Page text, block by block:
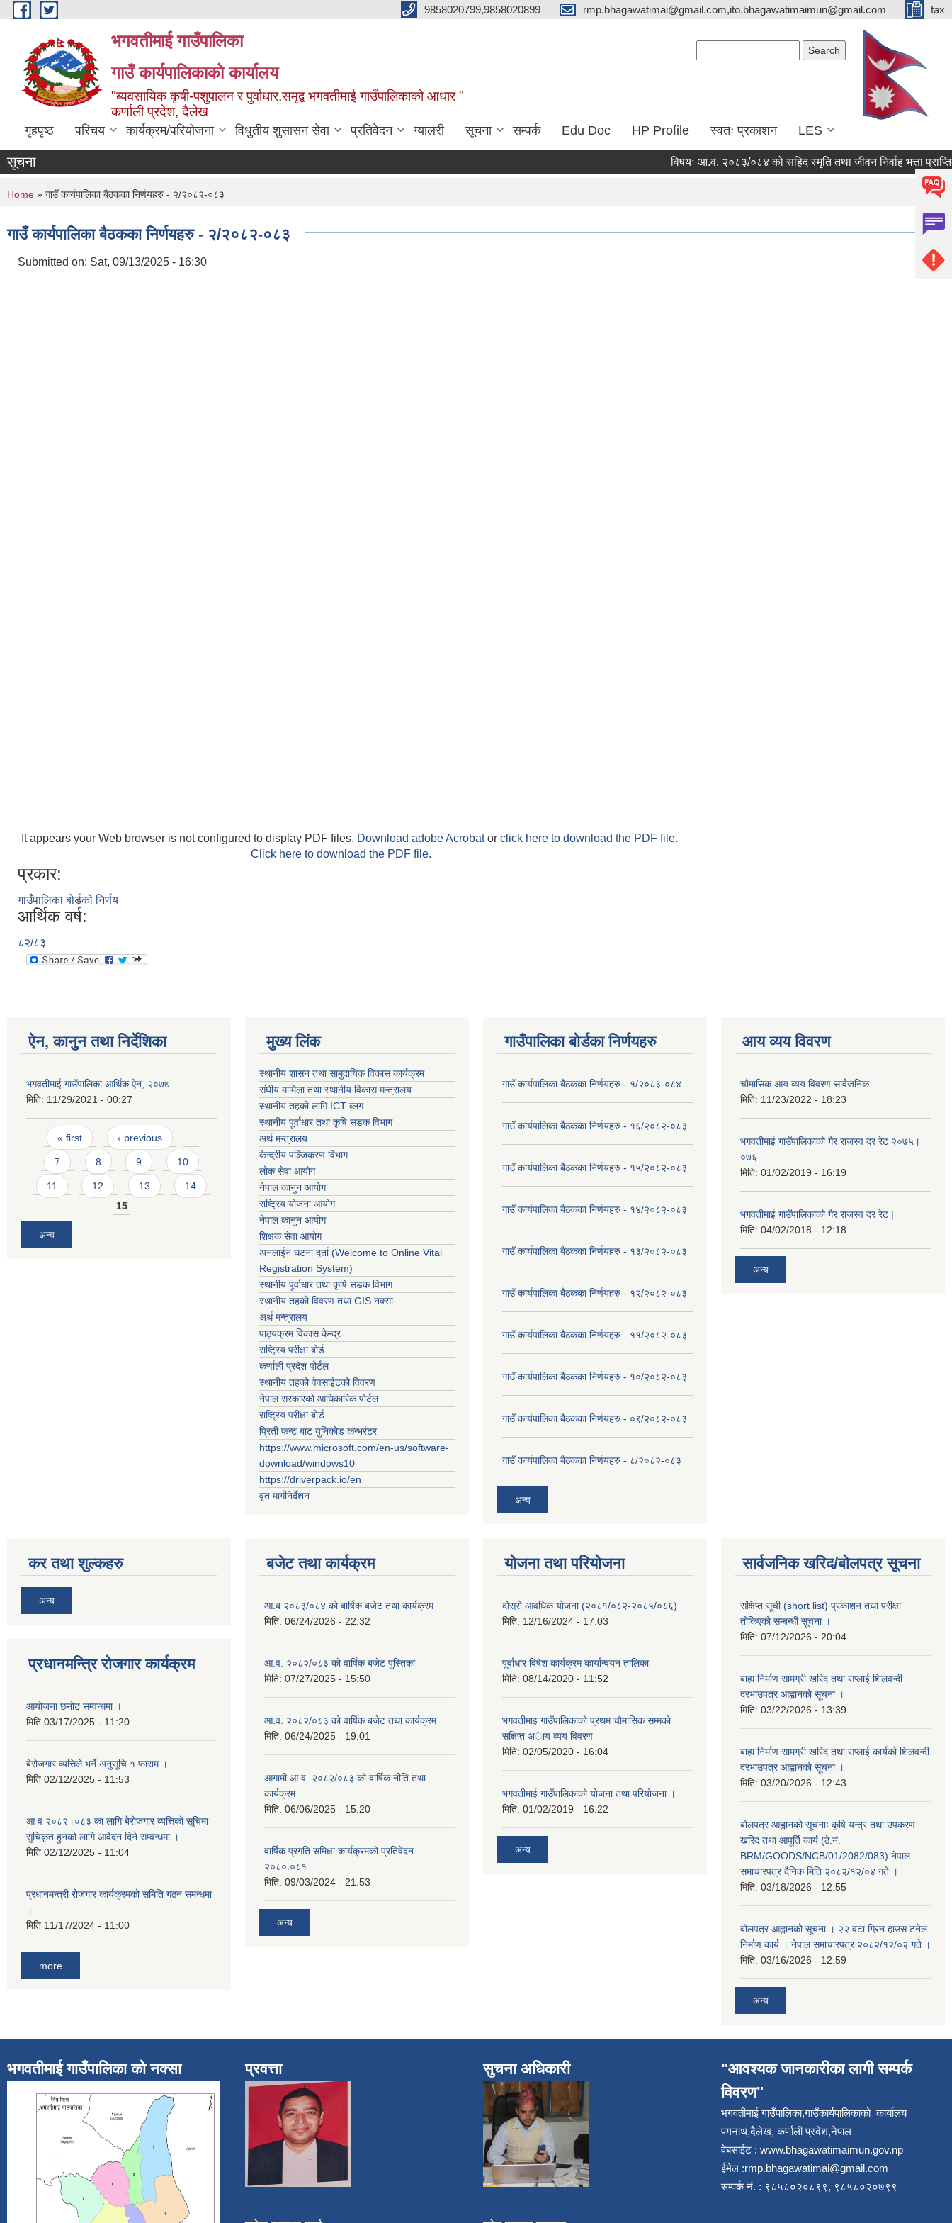
Skip to main content 9858020799,9858020899 rmp.bhagawatimai@gmail.com,ito.bhagawatimaimun@gmail.com fax
भगवतीमाई गाउँपालिका
गाउँ कार्यपालिकाको कार्यालय
"ब्यवसायिक कृषी-पशुपालन र पुर्वाधार,समृद्ब भगवतीमाई गाउँपालिकाको आधार "
कर्णाली प्रदेश, दैलेख
गृहपृष्ठ परिचय कार्यक्रम/परियोजना विधुतीय शुसासन सेवा प्रतिवेदन ग्यालरी सूचना सम्पर्क Edu Doc HP Profile स्वतः प्रकाशन LES
सूचना विषयः आ.व. २०८३/०८४ को सहिद स्मृति तथा जीवन निर्वाह भत्ता
You are here
Home » गाउँ कार्यपालिका बैठकका निर्णयहरु - २/२०८२-०८३
गाउँ कार्यपालिका बैठकका निर्णयहरु - २/२०८२-०८३
Submitted on: Sat, 09/13/2025 - 16:30
It appears your Web browser is not configured to display PDF files. Download adobe Acrobator click here to download the PDF file.
Click here to download the PDF file.
प्रकार:
गाउँपालिका बोर्डको निर्णय
आर्थिक वर्ष:
८२/८३
ऐन, कानुन तथा निर्देशिका
भगवतीमाई गाउँपालिका आर्थिक ऐन, २०७७
मिति: 11/29/2021 - 00:27
Pages
« first ‹ previous …
7 8 9 10
11 12 13
14
15
अन्य
मुख्य लिंक
स्थानीय शासन तथा सामुदायिक विकास कार्यक्रम
संघीय मामिला तथा स्थानीय विकास मन्त्रालय
स्थानीय तहको लागि ICT ब्लग
स्थानीय पूर्वाधार तथा कृषि सडक विभाग
अर्थ मन्त्रालय
केन्द्रीय पञ्जिकरण विभाग
लोक सेवा आयोग
नेपाल कानुन आयोग
राष्ट्रिय योजना आयोग
नेपाल कानुन आयोग
शिक्षक सेवा आयोग
अनलाईन घटना दर्ता (Welcome to Online Vital
Registration System)
स्थानीय पूर्वाधार तथा कृषि सडक विभाग
स्थानीय तहको विवरण तथा GIS नक्सा
अर्थ मन्त्रालय
पाठ्यक्रम विकास केन्द्र
राष्ट्रिय परीक्षा बोर्ड
कर्णाली प्रदेश पोर्टल
स्थानीय तहको वेवसाईटको विवरण
नेपाल सरकारको आधिकारिक पोर्टल
राष्ट्रिय परीक्षा बोर्ड
प्रिती फन्ट बाट युनिकोड कन्भर्रटर
https://www.microsoft.com/en-us/software-
download/windows10
https://driverpack.io/en
वृत मार्गनिर्देशन
गाउँपालिका बोर्डका निर्णयहरु
गाउँ कार्यपालिका बैठकका निर्णयहरु - १/२०८३-०८४
गाउँ कार्यपालिका बैठकका निर्णयहरु - १६/२०८२-०८३
गाउँ कार्यपालिका बैठकका निर्णयहरु - १५/२०८२-०८३
गाउँ कार्यपालिका बैठकका निर्णयहरु - १४/२०८२-०८३
गाउँ कार्यपालिका बैठकका निर्णयहरु - १३/२०८२-०८३
गाउँ कार्यपालिका बैठकका निर्णयहरु - १२/२०८२-०८३
गाउँ कार्यपालिका बैठकका निर्णयहरु - ११/२०८२-०८३
गाउँ कार्यपालिका बैठकका निर्णयहरु - १०/२०८२-०८३
गाउँ कार्यपालिका बैठकका निर्णयहरु - ०९/२०८२-०८३
गाउँ कार्यपालिका बैठकका निर्णयहरु - ८/२०८२-०८३
अन्य
आय व्यय विवरण
चाैमासिक आय व्यय विवरण सार्वजनिक
मिति: 11/23/2022 - 18:23
भगवतीमाई गाउँपालिकाको गैर राजस्व दर रेट २०७५।
०७६ .
मिति: 01/02/2019 - 16:19
भगवतीमाई गाउँपालिकाको गैर राजस्व दर रेट |
मिति: 04/02/2018 - 12:18
अन्य
कर तथा शुल्कहरु
अन्य
प्रधानमन्त्रि रोजगार कार्यक्रम
आयोजना छनोट सम्वन्धमा ।
मिति 03/17/2025 - 11:20
बेरोजगार व्यत्तिले भर्ने अनुसूचि १ फाराम ।
मिति 02/12/2025 - 11:53
आ व २०८२।०८३ का लागि बेेरोजगार व्यत्तिको सूचिमा
सुचिकृत हुनको लागि आवेदन दिने सम्वन्धमा ।
मिति 02/12/2025 - 11:04
प्रधानमन्त्री रोजगार कार्यक्रमको समिति गठन समन्धमा
।
मिति 11/17/2024 - 11:00
more
बजेट तथा कार्यक्रम
आ.ब २०८३/०८४ को बार्षिक बजेट तथा कार्यक्रम
मिति: 06/24/2026 - 22:32
आ.व. २०८२/०८३ को वार्षिक बजेट पुस्तिका
मिति: 07/27/2025 - 15:50
आ.व. २०८२/०८३ को वार्षिक बजेट तथा कार्यक्रम
मिति: 06/24/2025 - 19:01
आगामी आ.व. २०८२/०८३ को वार्षिक नीति तथा
कार्यक्रम
मिति: 06/06/2025 - 15:20
वार्षिक प्रगति समिक्षा कार्यक्रमको प्रतिवेदन
२०८०.०८१
मिति: 09/03/2024 - 21:53
अन्य
योजना तथा परियोजना
दोस्रो आवधिक योजना (२०८१/०८२-२०८५/०८६)
मिति: 12/16/2024 - 17:03
पूर्वाधार विषेश कार्यक्रम कार्यान्वयन तालिका
मिति: 08/14/2020 - 11:52
भगवतीमाइ गाउँपालिकाकाे प्रथम चाैमासिक सम्मकाे
सक्षिप्त अाय व्यय विवरण
मिति: 02/05/2020 - 16:04
भगवतीमाई गाउँपालिकाको याेजना तथा परियाेजना ।
मिति: 01/02/2019 - 16:22
अन्य
सार्वजनिक खरिद/बोलपत्र सूचना
संक्षिप्त सूची (short list) प्रकाशन तथा परीक्षा
तोकिएको सम्बन्धी सूचना ।
मिति: 07/12/2026 - 20:04
बाह्य निर्माण सामग्री खरिद तथा सप्लाई शिलवन्दी
दरभाउपत्र आह्वानको सूचना ।
मिति: 03/22/2026 - 13:39
बाह्य निर्माण सामग्री खरिद तथा सप्लाई कार्यको शिलवन्दी
दरभाउपत्र आह्वानको सूचना ।
मिति: 03/20/2026 - 12:43
बोलपत्र आह्वानको सूचनाः कृषि यन्त्र तथा उपकरण
खरिद तथा आपूर्ति कार्य (ठे.नं.
BRM/GOODS/NCB/01/2082/083) नेपाल
समाचारपत्र दैनिक मिति २०८२/१२/०४ गते ।
मिति: 03/18/2026 - 12:55
बोलपत्र आह्वानको सूचना । २२ वटा ग्रिन हाउस टनेल
निर्माण कार्य । नेपाल समाचारपत्र २०८२/१२/०२ गते ।
मिति: 03/16/2026 - 12:59
अन्य
भगवतीमाई गाउँपालिका को नक्सा प्रवत्ता सुचना अधिकारी
"आवश्यक जानकारीका लागी सम्पर्क
विवरण"
भगवतीमाई गाउँपालिका,गाउँकार्यपालिकाको कार्यालय
पगनाथ,दैलेख, कर्णाली प्रदेश,नेपाल
वेबसाईट : www.bhagawatimaimun.gov.np
ईमेल :rmp.bhagawatimai@gmail.com
सम्पर्क नं. : ९८५८०२०८९९, ९८५८०२०७९९